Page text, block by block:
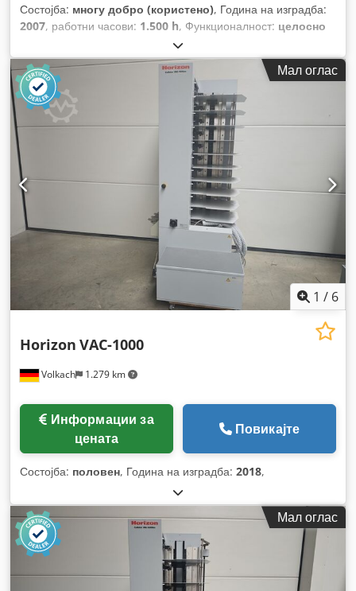
Состојба: многу добро (користено), Година на изградба:
2007, работни часови: 1.500 h, Функционалност: целосно
, број на машина/возило:
ширина:1.000 мм, вкупна должина:8.000 мм, вкупна
висина:
, потребна ширина:
, барање за
простор должина:
, влезен струја:
напон:220 V
Мал оглас
1 / 6
Volkach 1.279 km
Horizon VAC-1000
цената
Повикајте
Состојба: половен, Година на изградба: 2018,
Мал оглас